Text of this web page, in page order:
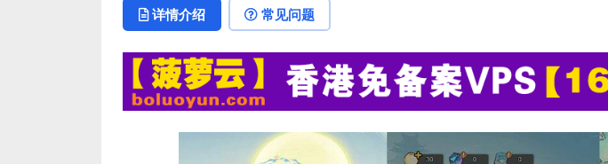
详情介绍 常见问题